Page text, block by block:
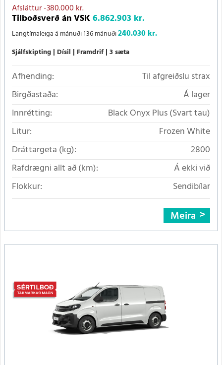
Afsláttur-380.000 kr.
Tilboðsverð án VSK6.862.903 kr.
Langtímaleiga á mánuði í 36 mánuði240.030 kr.
Sjálfskipting Dísil Framdrif 3 sæta
Afhending:
Til afgreiðslu strax
Birgðastaða:
Á lager
Innrétting:
Black Onyx Plus (Svart tau)
Litur:
Frozen White
Dráttargeta (kg):
2800
Rafdrægni allt að (km):
Á ekki við
Flokkur:
Sendibílar
Meira